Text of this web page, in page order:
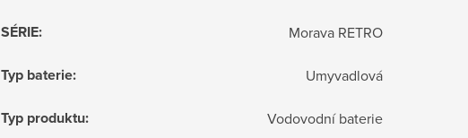
SÉRIE: Morava RETRO
Typ baterie: Umyvadlová
Typ produktu: Vodovodní baterie